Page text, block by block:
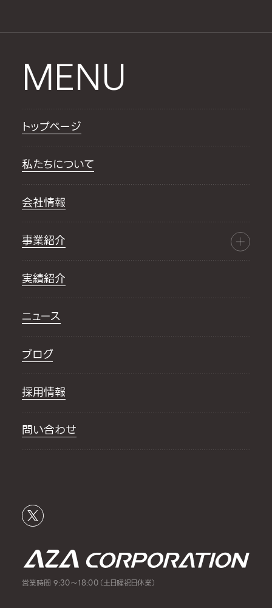
MENU
トップページ
私たちについて
会社情報
事業紹介
実績紹介
ニュース
ブログ
採用情報
問い合わせ
営業時間 9:30～18:00（土日曜祝日休業）